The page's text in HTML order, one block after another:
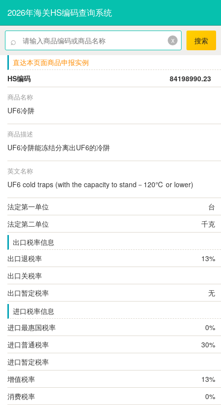
2026年海关HS编码查询系统
⌕ x 搜索
直达本页面商品申报实例
HS编码
84198990.23
商品名称
UF6冷阱
商品描述
UF6冷阱能冻结分离出UF6的冷阱
英文名称
UF6 cold traps (with the capacity to stand－120℃ or lower)
法定第一单位
台
法定第二单位
千克
出口税率信息
出口退税率
13%
出口关税率
出口暂定税率
无
进口税率信息
进口最惠国税率
0%
进口普通税率
30%
进口暂定税率
增值税率
13%
消费税率
0%